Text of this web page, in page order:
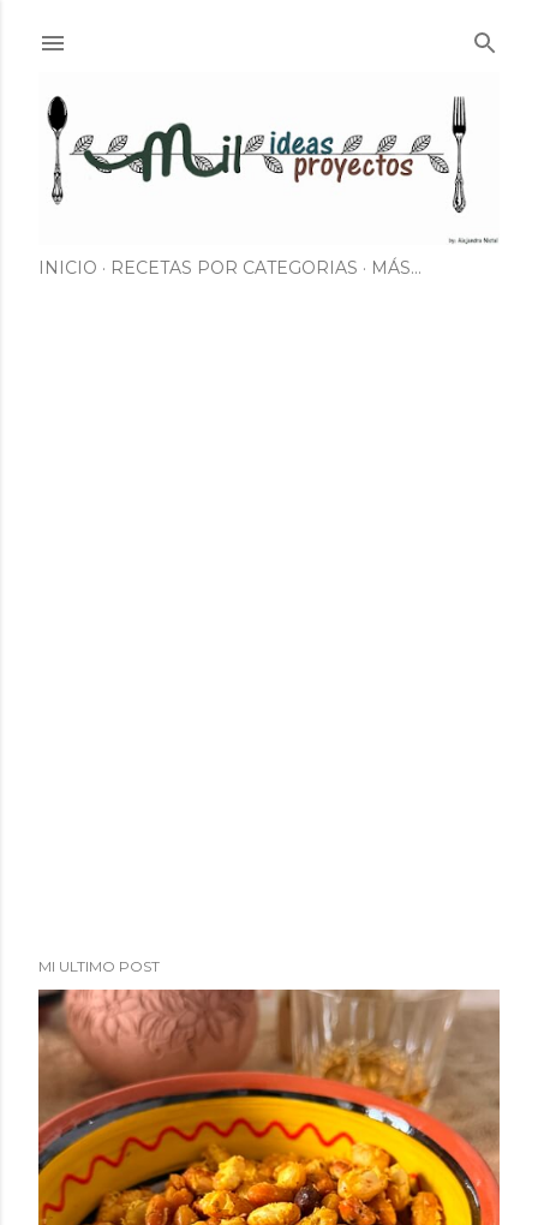
INICIO RECETAS POR CATEGORIAS MÁS…
MI ULTIMO POST